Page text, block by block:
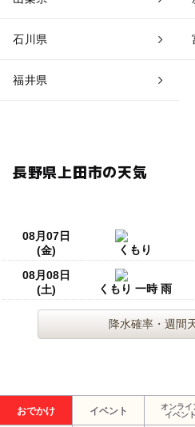
石川県
福井県
長野県上田市の天気
08月07日
(金)
くもり
08月08日
(土)
くもり 一時 雨
降水確率・週間
おでかけ イベント
オンライ
イベント